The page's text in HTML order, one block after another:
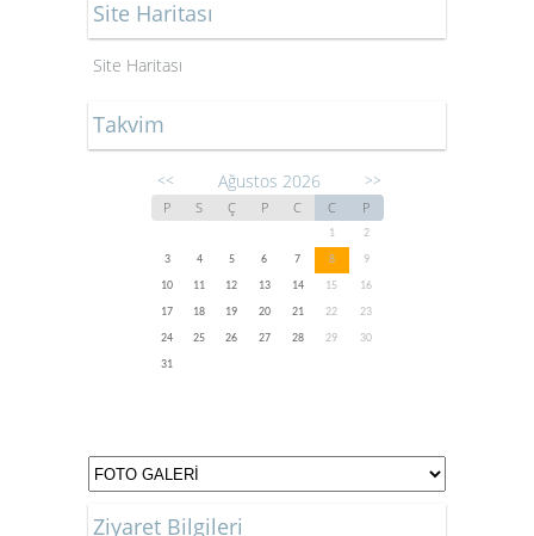
Site Haritası
Site Haritası
Takvim
<< Ağustos 2026 >>
P S Ç P C C P
1
2
3
4 5 6 7 8
9
10
11 12 13 14 15
16
17
18 19 20 21 22
23
24
25 26 27 28 29
30
31
Ziyaret Bilgileri